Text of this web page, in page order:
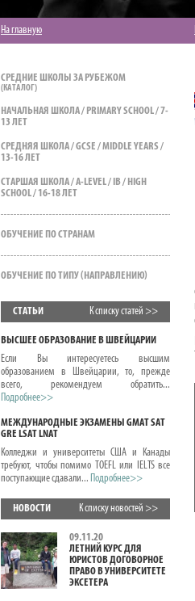
На главную
СРЕДНИЕ ШКОЛЫ ЗА РУБЕЖОМ
НАЧАЛЬНАЯ ШКОЛА / PRIMARY SCHOOL / 7-
13 ЛЕТ
СРЕДНЯЯ ШКОЛА / GCSE / MIDDLE YEARS /
13-16 ЛЕТ
СТАРШАЯ ШКОЛА / A-LEVEL / IB / HIGH
SCHOOL / 16-18 ЛЕТ
ОБУЧЕНИЕ ПО СТРАНАМ
ОБУЧЕНИЕ ПО ТИПУ (НАПРАВЛЕНИЮ)
СТАТЬИ К списку статей >>
ВЫСШЕЕ ОБРАЗОВАНИЕ В ШВЕЙЦАРИИ
Если Вы интересуетесь высшим
образованием в Швейцарии, то, прежде
всего, рекомендуем обратить...
Подробнее>>
МЕЖДУНАРОДНЫЕ ЭКЗАМЕНЫ GMAT SAT
GRE LSAT LNAT
Колледжи и университеты США и Канады
требуют, чтобы помимо TOEFL или IELTS все
поступающие сдавали... Подробнее>>
НОВОСТИ К списку новостей >>
09.11.20
ЛЕТНИЙ КУРС ДЛЯ
ЮРИСТОВ ДОГОВОРНОЕ
ПРАВО В УНИВЕРСИТЕТЕ
ЭКСЕТЕРА